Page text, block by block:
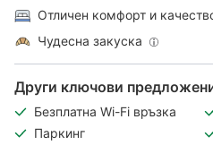
Отличен комфорт и
Чудесна закуска
Други ключови
Безплатна Wi-Fi връзка
Паркинг